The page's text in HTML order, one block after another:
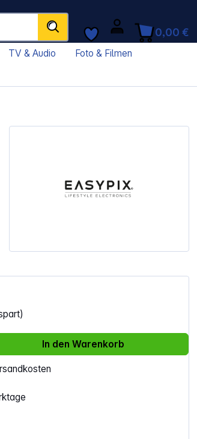
0,00 €
TV & Audio
Foto & Filmen
gewünschten Wert ein
In den Warenkorb